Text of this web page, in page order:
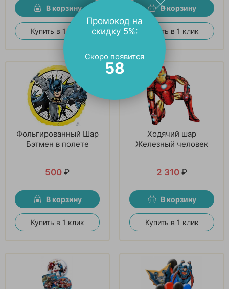
В корзину
Купить в 1 клик
В корзину
Купить в 1 клик
Фольгированный Шар
Бэтмен в полете
500 ₽
В корзину
Купить в 1 клик
Ходячий шар
Железный человек
2 310 ₽
В корзину
Купить в 1 клик
Промокод на
скидку 5%:
Скоро появится
57